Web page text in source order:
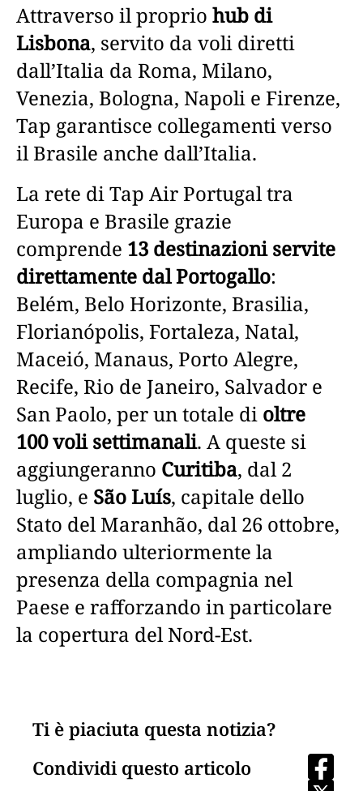
Attraverso il proprio hub di
Lisbona, servito da voli diretti
dall’Italia da Roma, Milano,
Venezia, Bologna, Napoli e Firenze,
Tap garantisce collegamenti verso
il Brasile anche dall’Italia.
La rete di Tap Air Portugal tra
Europa e Brasile grazie
comprende 13 destinazioni servite
direttamente dal Portogallo:
Belém, Belo Horizonte, Brasilia,
Florianópolis, Fortaleza, Natal,
Maceió, Manaus, Porto Alegre,
Recife, Rio de Janeiro, Salvador e
San Paolo, per un totale di oltre
100 voli settimanali. A queste si
aggiungeranno Curitiba, dal 2
luglio, e São Luís, capitale dello
Stato del Maranhão, dal 26 ottobre,
ampliando ulteriormente la
presenza della compagnia nel
Paese e rafforzando in particolare
la copertura del Nord-Est.
Ti è piaciuta questa notizia?
Condividi questo articolo